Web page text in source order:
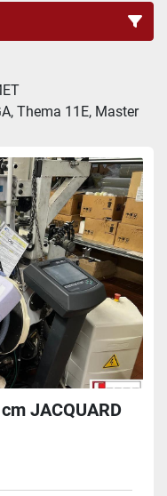
Thema 11E, Master
JACQUARD